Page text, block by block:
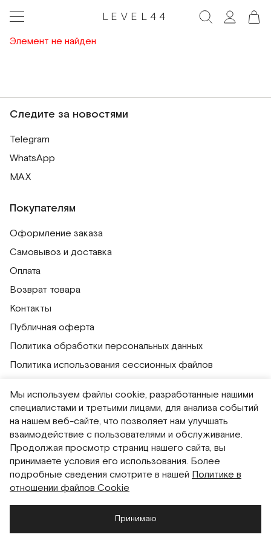
LEVEL44
Элемент не найден
Следите за новостями
Telegram
WhatsApp
MAX
Покупателям
Оформление заказа
Самовывоз и доставка
Оплата
Возврат товара
Контакты
Публичная оферта
Политика обработки персональных данных
Политика использования сессионных файлов
Согласие на обработку персональных данных
Система привилегий
Русский English
Мы используем файлы cookie, разработанные нашими
специалистами и третьими лицами, для анализа событий
на нашем веб-сайте, что позволяет нам улучшать
взаимодействие с пользователями и обслуживание.
Продолжая просмотр страниц нашего сайта, вы
принимаете условия его использования. Более
подробные сведения смотрите в нашей Политике в
отношении файлов Cookie
Принимаю